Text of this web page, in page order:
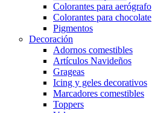
Colorantes para aerógrafo
Colorantes para chocolate
Pigmentos
Decoración
Adornos comestibles
Artículos Navideños
Grageas
Icing y geles decorativos
Marcadores comestibles
Toppers